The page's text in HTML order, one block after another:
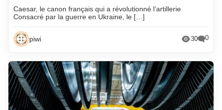
Caesar, le canon français qui a révolutionné l’artillerie
Consacré par la guerre en Ukraine, le […]
piwi 30 0